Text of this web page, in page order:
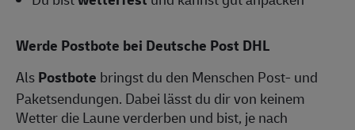
Werde Postbote bei Deutsche Post DHL
AlsPostbote bringst du den Menschen Post- und
Paketsendungen. Dabei lässt du dir von keinem
Wetter die Laune verderben und bist, je nach